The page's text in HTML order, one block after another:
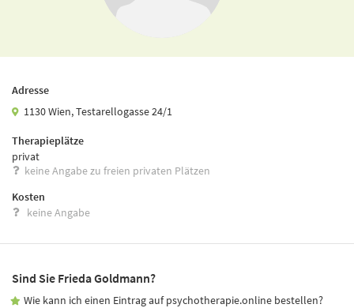
Adresse
1130 Wien, Testarellogasse 24/1
Therapieplätze
privat
keine Angabe zu freien privaten Plätzen
Kosten
keine Angabe
Sind Sie Frieda Goldmann?
Wie kann ich einen Eintrag auf psychotherapie.online bestellen?